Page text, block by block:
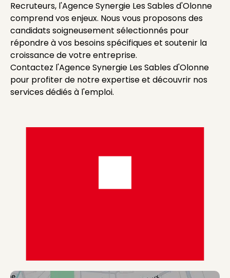
Recruteurs, l'Agence Synergie Les Sables d'Olonne
comprend vos enjeux. Nous vous proposons des
candidats soigneusement sélectionnés pour
répondre à vos besoins spécifiques et soutenir la
croissance de votre entreprise.
Contactez l'Agence Synergie Les Sables d'Olonne
pour profiter de notre expertise et découvrir nos
services dédiés à l'emploi.